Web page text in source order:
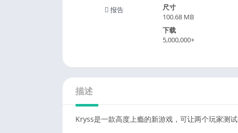
报告
尺寸
100.68 MB
下载
5,000,000+
描述
Kryss是一款高度上瘾的新游戏，可让两个玩家测试